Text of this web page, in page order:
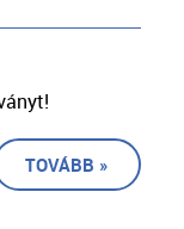
TOVÁBB »